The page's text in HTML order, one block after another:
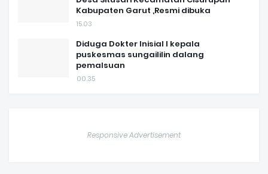
Kabupaten Garut ,Resmi dibuka
15.03
Diduga Dokter Inisial I kepala
puskesmas sungaililin dalang
pemalsuan
00.35
Responsive Advertisement